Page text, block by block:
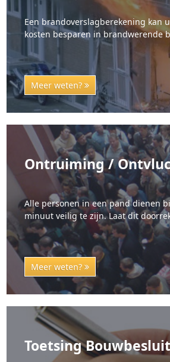
Een brandoverslagberekening kan
kosten besparen in brandwerende
Meer weten?
Ontruiming /
Alle personen in een pand dienen
minuut veilig te zijn. Laat dit
Meer weten?
Toetsing Bouwbesluit